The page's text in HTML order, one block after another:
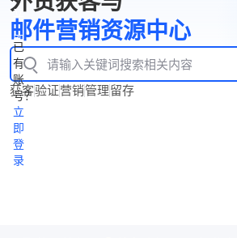
页
WhatsApp
企业号
New
产
品
功
能
产
品
价
格
资
源
中
心
立
即
注
册
已
有
账
号？
立
即
登
录
邮件营销资源中心
获客验证营销管理留存